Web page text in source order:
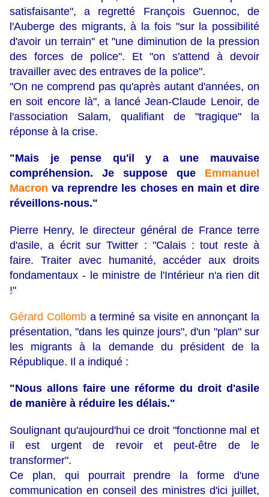
satisfaisante", a regretté François Guennoc, de
l'Auberge des migrants, à la fois "sur la possibilité
d'avoir un terrain" et "une diminution de la pression
des forces de police". Et "on s'attend à devoir
travailler avec des entraves de la police".
"On ne comprend pas qu'après autant d'années, on
en soit encore là", a lancé Jean-Claude Lenoir, de
l'association Salam, qualifiant de "tragique" la
réponse à la crise.
"Mais je pense qu'il y a une mauvaise
compréhension. Je suppose que Emmanuel
Macron va reprendre les choses en main et dire
réveillons-nous."
Pierre Henry, le directeur général de France terre
d'asile, a écrit sur Twitter : "Calais : tout reste à
faire. Traiter avec humanité, accéder aux droits
fondamentaux - le ministre de l'Intérieur n'a rien dit
!"
Gérard Collomba terminé sa visite en annonçant la
présentation, "dans les quinze jours", d'un "plan" sur
les migrants à la demande du président de la
République. Il a indiqué :
"Nous allons faire une réforme du droit d'asile
de manière à réduire les délais."
Soulignant qu'aujourd'hui ce droit "fonctionne mal et
il est urgent de revoir et peut-être de le
transformer".
Ce plan, qui pourrait prendre la forme d'une
communication en conseil des ministres d'ici juillet,